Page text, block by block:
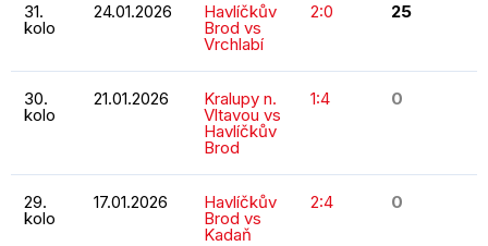
31.
kolo
24.01.2026 Havlíčkův
Brod vs
Vrchlabí
2:0 25
30.
kolo
21.01.2026 Kralupy n.
Vltavou vs
Havlíčkův
Brod
1:4 0
29.
kolo
17.01.2026 Havlíčkův
Brod vs
Kadaň
2:4 0